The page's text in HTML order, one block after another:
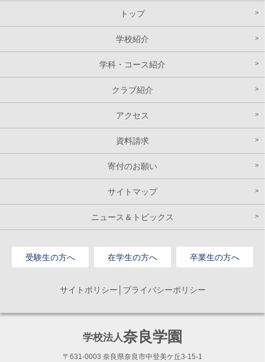
トップ
学校紹介
学科・コース紹介
クラブ紹介
アクセス
資料請求
寄付のお願い
サイトマップ
ニュース＆トピックス
受験生の方へ 在学生の方へ 卒業生の方へ
サイトポリシー│プライバシーポリシー
学校法人奈良学園
〒631-0003 奈良県奈良市中登美ケ丘3-15-1